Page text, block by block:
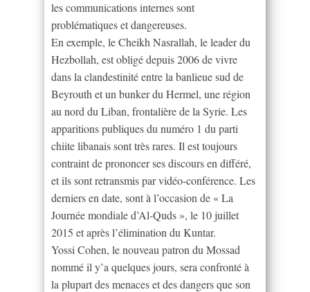
les communications internes sont
problématiques et dangereuses.
En exemple, le Cheikh Nasrallah, le leader du
Hezbollah, est obligé depuis 2006 de vivre
dans la clandestinité entre la banlieue sud de
Beyrouth et un bunker du Hermel, une région
au nord du Liban, frontalière de la Syrie. Les
apparitions publiques du numéro 1 du parti
chiite libanais sont très rares. Il est toujours
contraint de prononcer ses discours en différé,
et ils sont retransmis par vidéo-conférence. Les
derniers en date, sont à l’occasion de « La
Journée mondiale d’Al-Quds », le 10 juillet
2015 et après l’élimination du Kuntar.
Yossi Cohen, le nouveau patron du Mossad
nommé il y’a quelques jours, sera confronté à
la plupart des menaces et des dangers que son